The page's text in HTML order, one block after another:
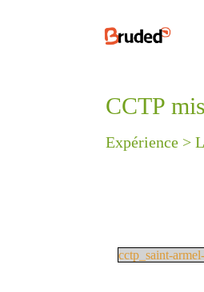
CCTP
Expérience >
cctp_saint-